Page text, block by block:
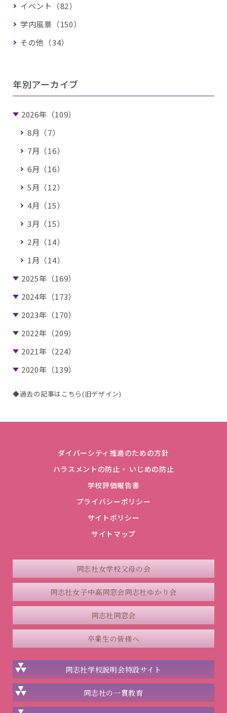
イベント（82）
学内風景（150）
その他（34）
年別アーカイブ
2026年（109）
8月（7）
7月（16）
6月（16）
5月（12）
4月（15）
3月（15）
2月（14）
1月（14）
2025年（169）
2024年（173）
2023年（170）
2022年（209）
2021年（224）
2020年（139）
◆過去の記事はこちら(旧デザイン)
ダイバーシティ推進のための方針
ハラスメントの防止・ いじめの防止
学校評価報告書
プライバシーポリシー
サイトポリシー
サイトマップ
同志社女学校父母の会
同志社女子中高同窓会同志社ゆかり会
同志社同窓会
卒業生の皆様へ
同志社学校説明会特設サイト
同志社の一貫教育